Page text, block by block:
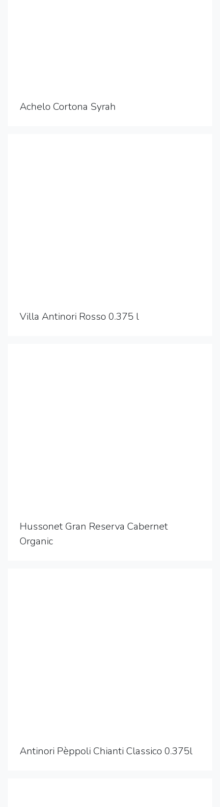
Achelo Cortona Syrah
Villa Antinori Rosso 0.375 l
Hussonet Gran Reserva Cabernet
Organic
Antinori Pèppoli Chianti Classico 0.375l